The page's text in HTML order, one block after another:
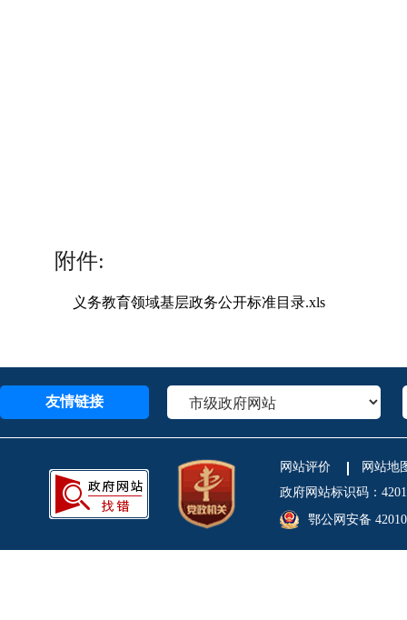
附件:
义务教育领域基层政务公开标准目录.xls
友情链接
网站评价
网站地
政府网站标识码：
鄂公网安备